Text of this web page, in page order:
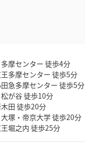
摩センター 徒歩4分
多摩センター 徒歩5分
急多摩センター 徒歩5分
が谷 徒歩10分
田 徒歩20分
塚・帝京大学 徒歩20分
堀之内 徒歩25分